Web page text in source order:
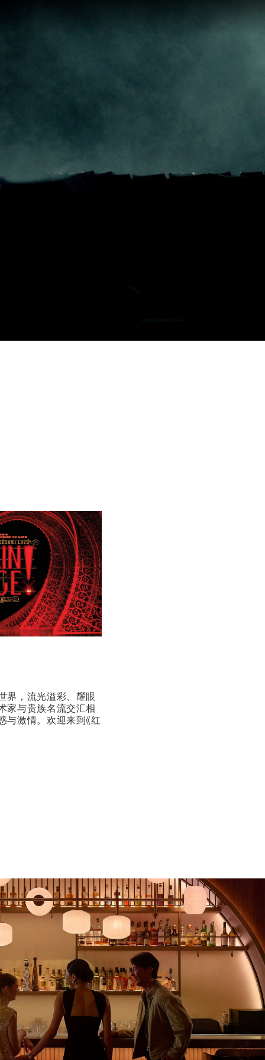
界，流光溢彩、耀眼
家与贵族名流交汇相
与激情。欢迎来到《红